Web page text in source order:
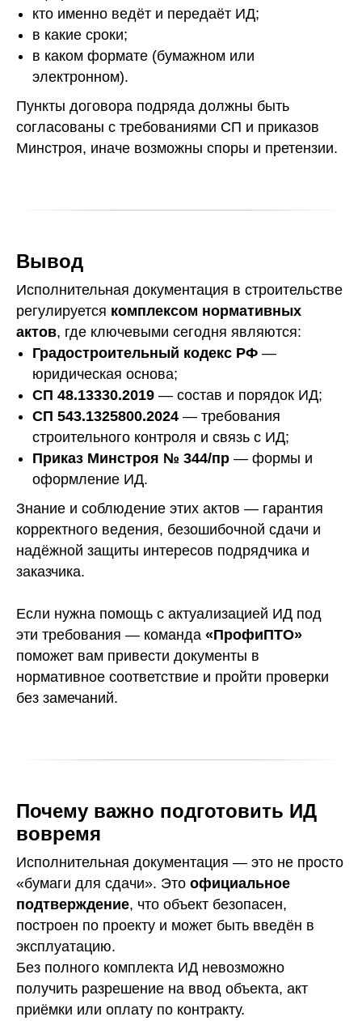
кто именно ведёт и передаёт ИД;
в какие сроки;
в каком формате (бумажном или
электронном).
Пункты договора подряда должны быть
согласованы с требованиями СП и приказов
Минстроя, иначе возможны споры и претензии.
Вывод
Исполнительная документация в строительстве
регулируется комплексом нормативных
актов, где ключевыми сегодня являются:
Градостроительный кодекс РФ —
юридическая основа;
СП 48.13330.2019 — состав и порядок ИД;
СП 543.1325800.2024 — требования
строительного контроля и связь с ИД;
Приказ Минстроя № 344/пр — формы и
оформление ИД.
Знание и соблюдение этих актов — гарантия
корректного ведения, безошибочной сдачи и
надёжной защиты интересов подрядчика и
заказчика.
Если нужна помощь с актуализацией ИД под
эти требования — команда «ПрофиПТО»
поможет вам привести документы в
нормативное соответствие и пройти проверки
без замечаний.
Почему важно подготовить ИД
вовремя
Исполнительная документация — это не просто
«бумаги для сдачи». Это официальное
подтверждение, что объект безопасен,
построен по проекту и может быть введён в
эксплуатацию.
Без полного комплекта ИД невозможно
получить разрешение на ввод объекта, акт
приёмки или оплату по контракту.